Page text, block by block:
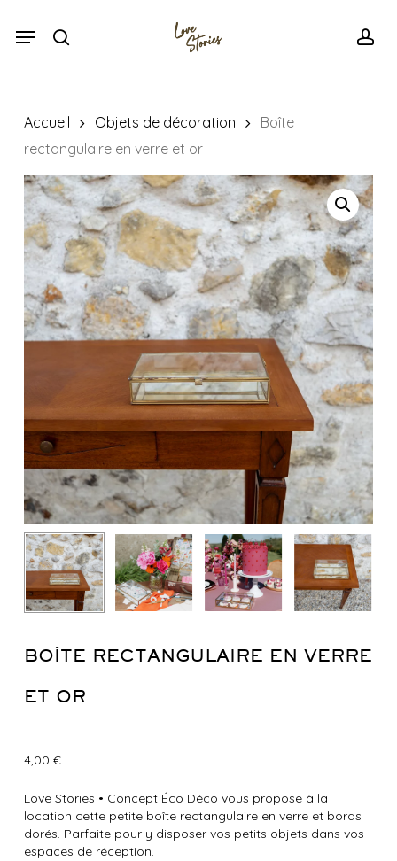
search
Menu
Accueil Objets de décoration
Boîte
rectangulaire en verre et or
BOÎTE RECTANGULAIRE EN VERRE
ET OR
4,00 €
Love Stories • Concept Éco Déco vous propose à la
location cette petite boîte rectangulaire en verre et bords
dorés. Parfaite pour y disposer vos petits objets dans vos
espaces de réception.